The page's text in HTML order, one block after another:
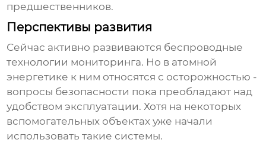
предшественников.
Перспективы развития
Сейчас активно развиваются беспроводные
технологии мониторинга. Но в атомной
энергетике к ним относятся с осторожностью -
вопросы безопасности пока преобладают над
удобством эксплуатации. Хотя на некоторых
вспомогательных объектах уже начали
использовать такие системы.